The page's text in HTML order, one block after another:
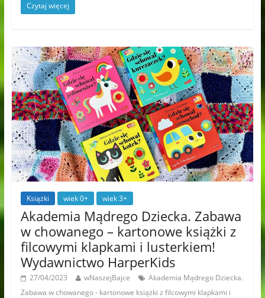
Czytaj więcej
Książki wiek 0+ wiek 3+
Akademia Mądrego Dziecka. Zabawa
w chowanego – kartonowe książki z
filcowymi klapkami i lusterkiem!
Wydawnictwo HarperKids
27/04/2023 wNaszejBajce
Akademia Mądrego Dziecka.
Zabawa w chowanego - kartonowe książki z filcowymi klapkami i